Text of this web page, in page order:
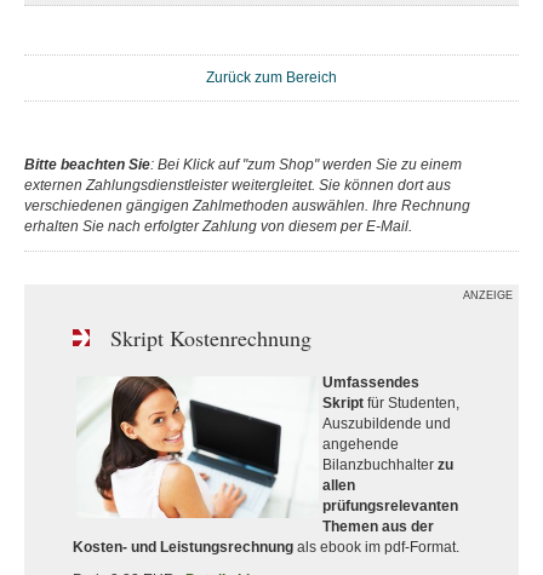
Zurück zum Bereich
Bitte beachten Sie: Bei Klick auf "zum Shop" werden Sie zu einem
externen Zahlungsdienstleister weitergleitet. Sie können dort aus
verschiedenen gängigen Zahlmethoden auswählen. Ihre Rechnung
erhalten Sie nach erfolgter Zahlung von diesem per E-Mail.
ANZEIGE
Skript Kostenrechnung
Umfassendes
Skript für Studenten,
Auszubildende und
angehende
Bilanzbuchhalter zu
allen
prüfungsrelevanten
Themen aus der
Kosten- und Leistungsrechnung als ebook im pdf-Format.